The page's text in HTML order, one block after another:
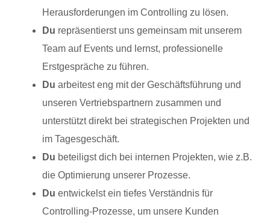
Herausforderungen im Controlling zu lösen.
Du repräsentierst uns gemeinsam mit unserem
Team auf Events und lernst, professionelle
Erstgespräche zu führen.
Du arbeitest eng mit der Geschäftsführung und
unseren Vertriebspartnern zusammen und
unterstützt direkt bei strategischen Projekten und
im Tagesgeschäft.
Du beteiligst dich bei internen Projekten, wie z.B.
die Optimierung unserer Prozesse.
Du entwickelst ein tiefes Verständnis für
Controlling-Prozesse, um unsere Kunden